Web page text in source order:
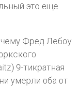
это еще
Фред Лебоу
9-тикратная
умерли оба от